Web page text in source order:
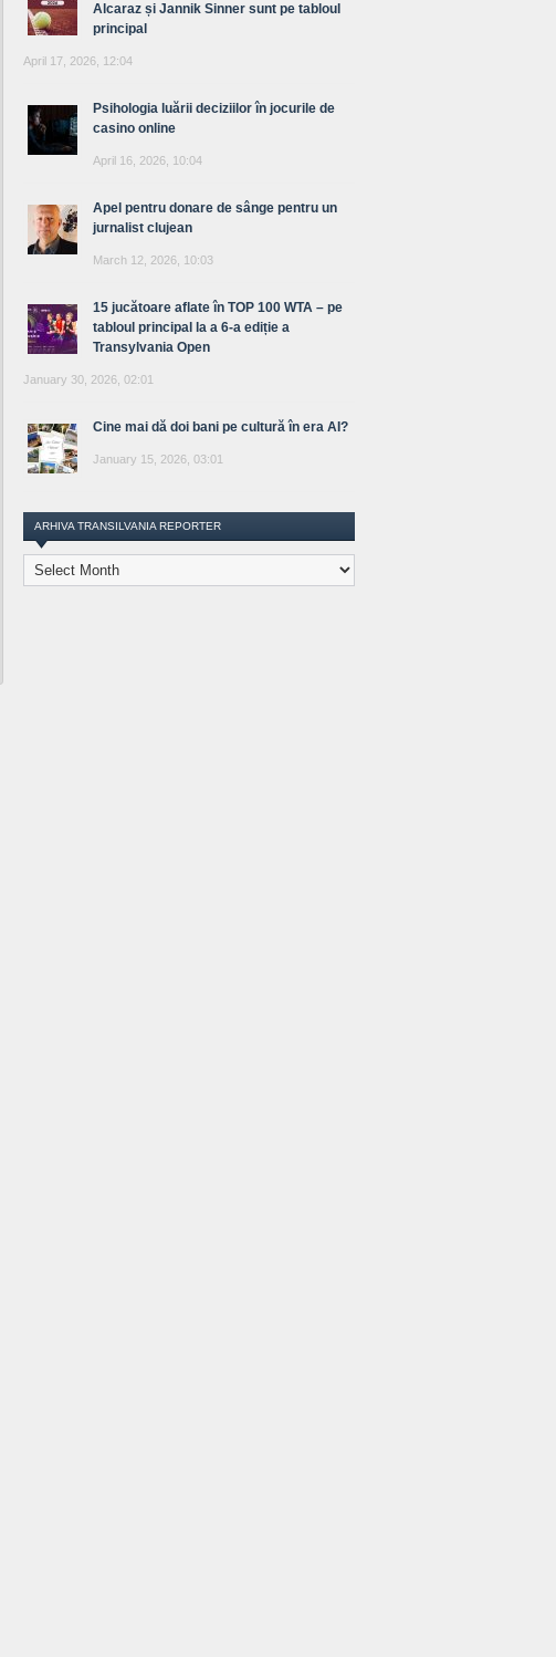
Alcaraz și Jannik Sinner sunt pe tabloul
principal
April 17, 2026, 12:04
Psihologia luării deciziilor în jocurile de
casino online
April 16, 2026, 10:04
Apel pentru donare de sânge pentru un
jurnalist clujean
March 12, 2026, 10:03
15 jucătoare aflate în TOP 100 WTA – pe
tabloul principal la a 6-a ediție a
Transylvania Open
January 30, 2026, 02:01
Cine mai dă doi bani pe cultură în era AI?
January 15, 2026, 03:01
ARHIVA TRANSILVANIA REPORTER
Arhiva
Transilvania